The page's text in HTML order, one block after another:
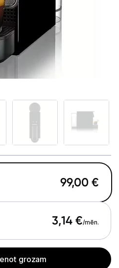
aksesuāri
99,00 €
3,14 €/mēn.
grozam